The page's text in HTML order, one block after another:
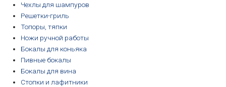
Чехлы для шампуров
Решетки-гриль
Топоры, тяпки
Ножи ручной работы
Бокалы для коньяка
Пивные бокалы
Бокалы для вина
Стопки и лафитники